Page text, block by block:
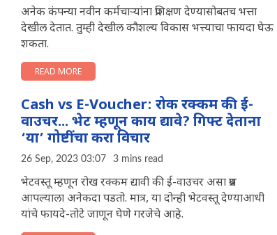
अनेक कंपन्या नवीन कर्मचाऱ्यांना प्रशिक्षण देण्यासोबतच भत्ता
देखील देतात. तुम्ही देखील कौशल्य विकास भत्त्याचा फायदा घेऊ
शकता.
READ MORE
Cash vs E-Voucher: रोक रक्कम की ई-
वाउचर... भेट म्हणून काय द्यावे? गिफ्ट देताना
‘या’ गोष्टींचा करा विचार
26 Sep, 2023 03:07 3 mins read
भेटवस्तू म्हणून रोख रक्कम द्यावी की ई-वाउचर असा प्रश्न
आपल्याला अनेकदा पडतो. मात्र, या दोन्ही भेटवस्तू देण्याआधी
यांचे फायदे-तोटे जाणून घेणे गरजेचे आहे.